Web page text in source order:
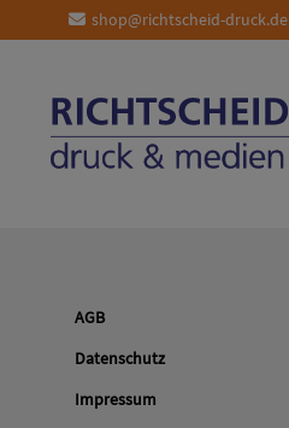
shop@richtscheid-druck.de
AGB
Datenschutz
Impressum